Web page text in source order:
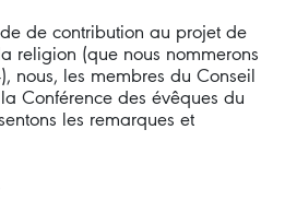
de contribution au projet de
religion (que nous nommerons
nous, les membres du Conseil
Conférence des évêques du
les remarques et